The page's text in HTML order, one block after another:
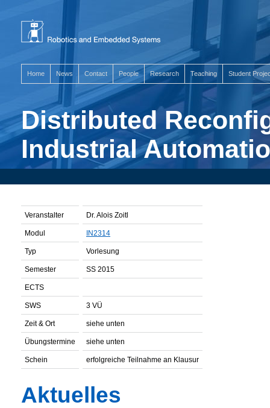
Home News Contact People Research Teaching Student
Distributed
Industrial
Veranstalter Dr. Alois Zoitl
Modul IN2314
Typ Vorlesung
Semester SS 2015
ECTS
SWS 3 VÜ
Zeit & Ort siehe unten
Übungstermine siehe unten
Schein erfolgreiche Teilnahme an Klausur
Aktuelles